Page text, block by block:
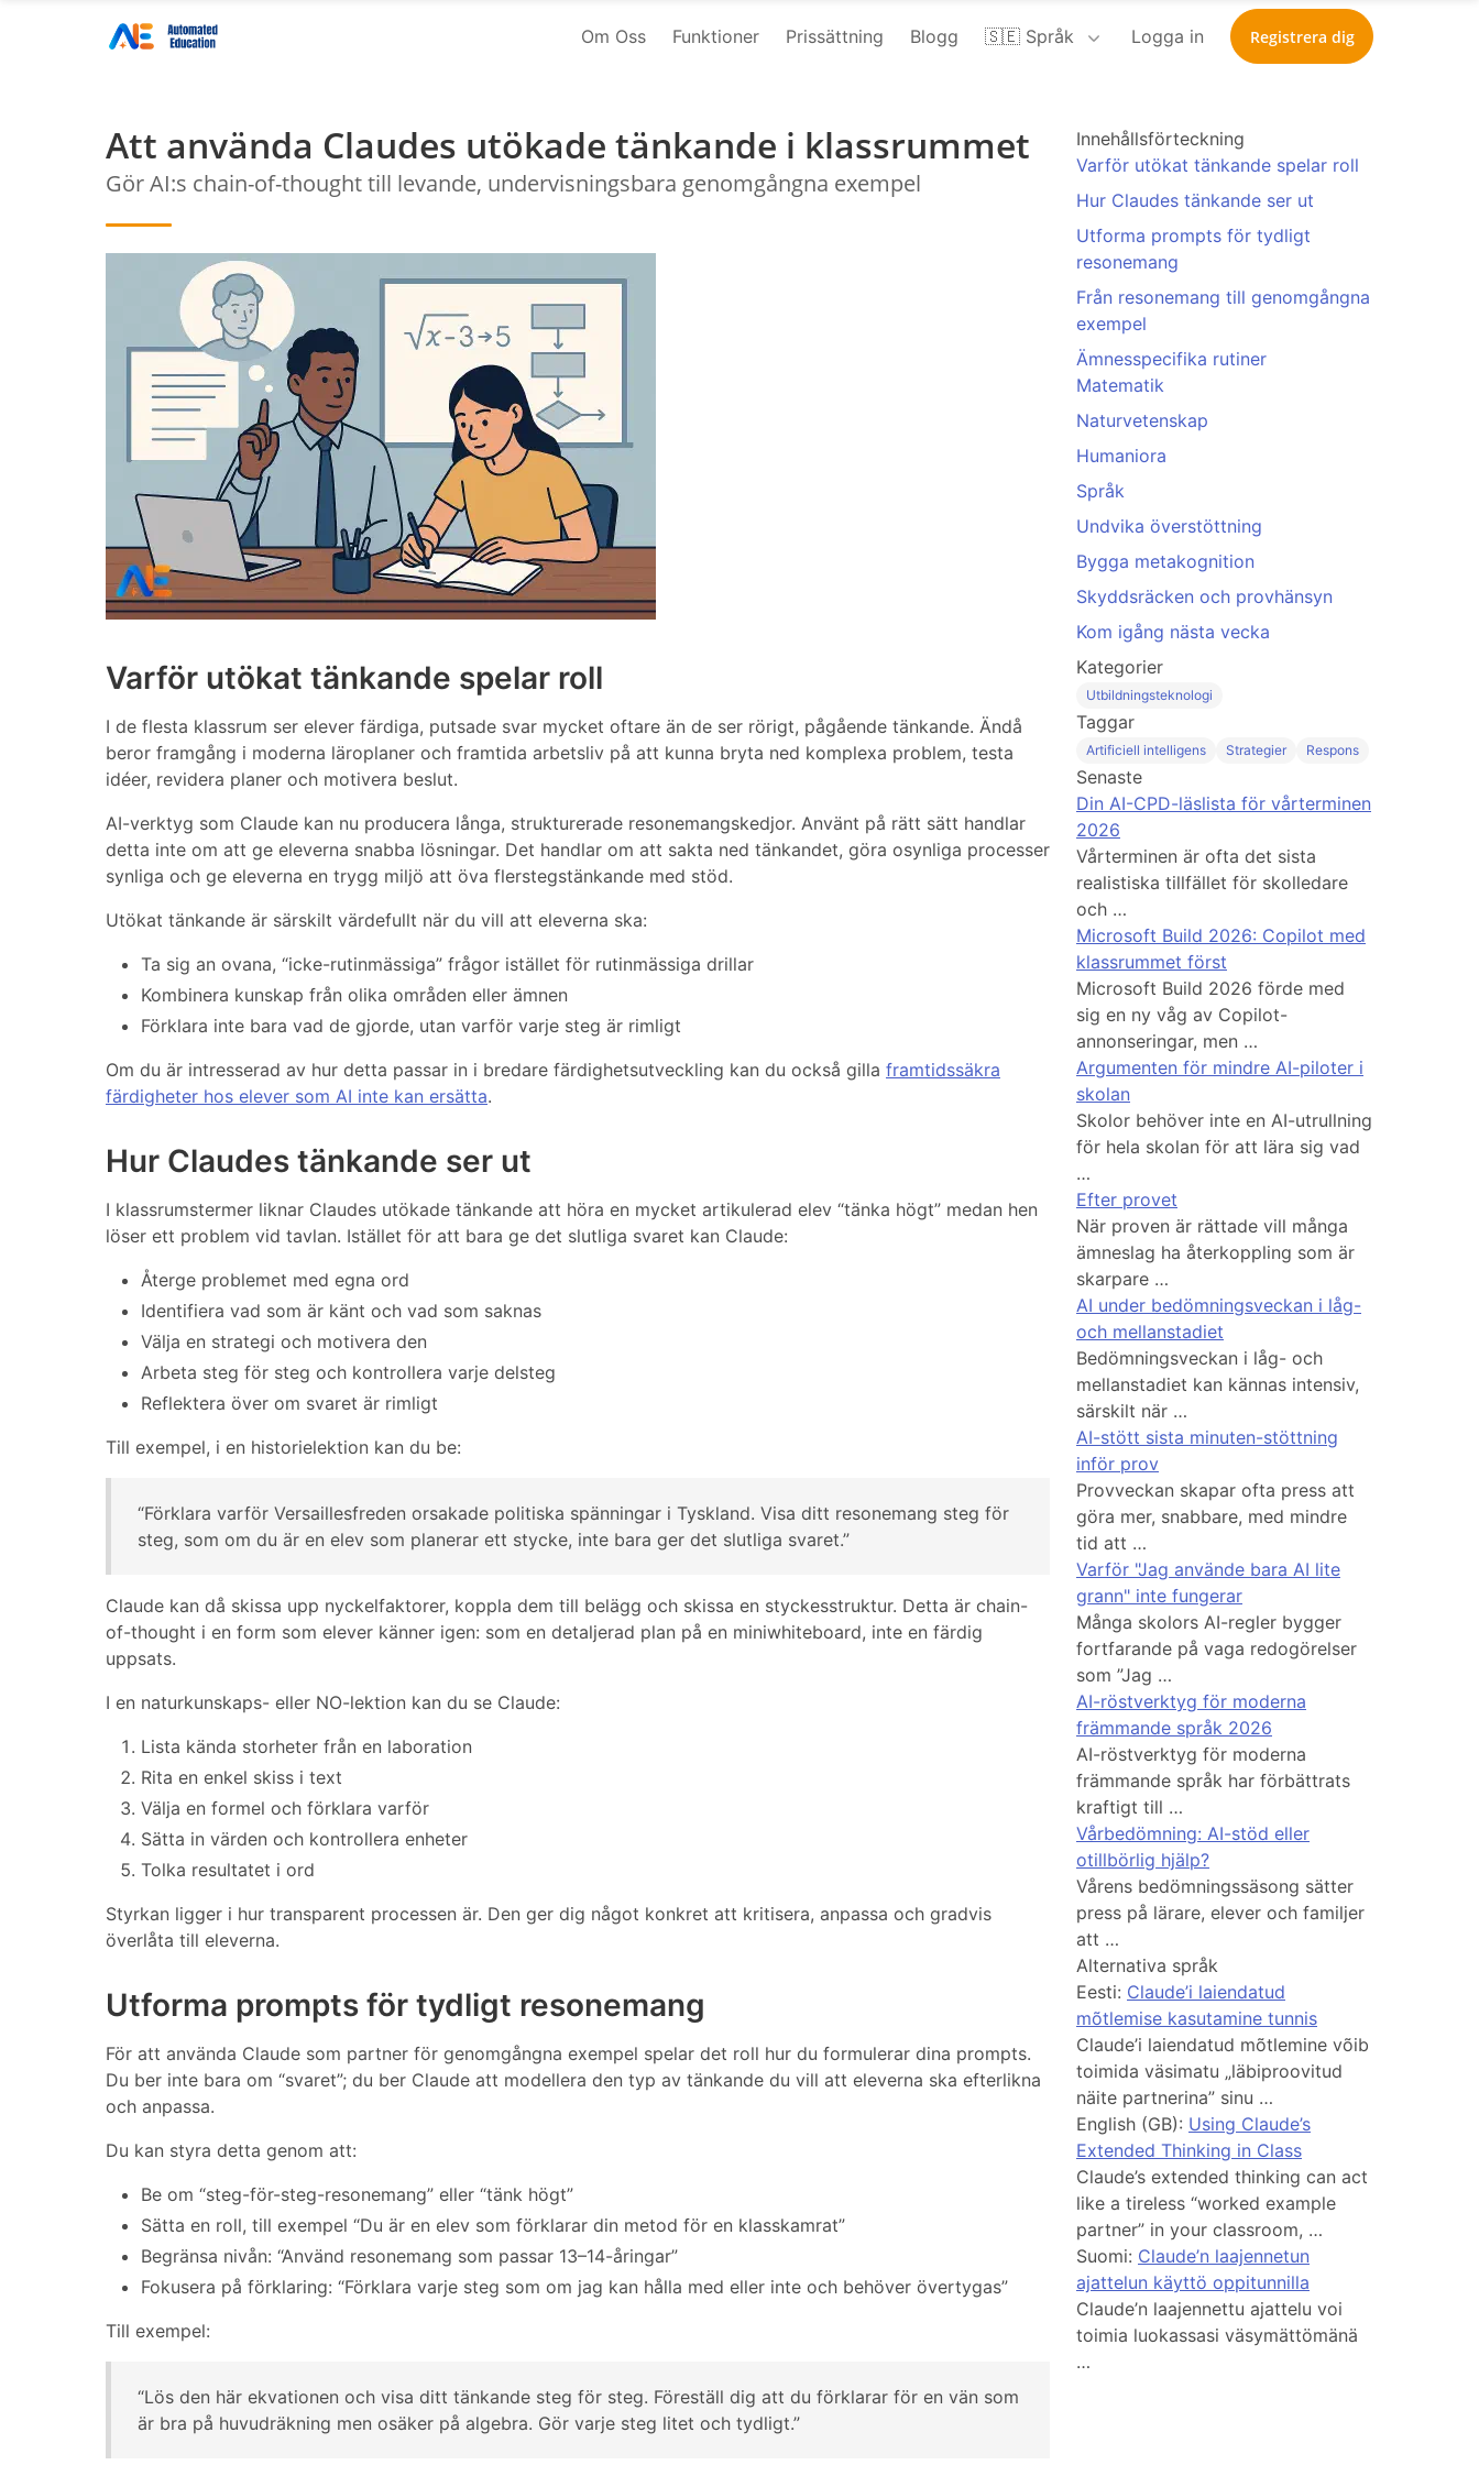
Om Oss Funktioner Prissättning Blogg 🇸🇪 Språk Logga in Registrera dig
Att använda Claudes utökade tänkande i klassrummet
Gör AI:s chain-of-thought till levande, undervisningsbara genomgångna exempel
Varför utökat tänkande spelar roll
I de flesta klassrum ser elever färdiga, putsade svar mycket oftare än de ser rörigt, pågående tänkande. Ändå
beror framgång i moderna läroplaner och framtida arbetsliv på att kunna bryta ned komplexa problem, testa
idéer, revidera planer och motivera beslut.
AI-verktyg som Claude kan nu producera långa, strukturerade resonemangskedjor. Använt på rätt sätt handlar
detta inte om att ge eleverna snabba lösningar. Det handlar om att sakta ned tänkandet, göra osynliga processer
synliga och ge eleverna en trygg miljö att öva flerstegstänkande med stöd.
Utökat tänkande är särskilt värdefullt när du vill att eleverna ska:
Ta sig an ovana, “icke-rutinmässiga” frågor istället för rutinmässiga drillar
Kombinera kunskap från olika områden eller ämnen
Förklara inte bara vad de gjorde, utan varför varje steg är rimligt
Om du är intresserad av hur detta passar in i bredare färdighetsutveckling kan du också gilla framtidssäkra
färdigheter hos elever som AI inte kan ersätta.
Hur Claudes tänkande ser ut
I klassrumstermer liknar Claudes utökade tänkande att höra en mycket artikulerad elev “tänka högt” medan hen
löser ett problem vid tavlan. Istället för att bara ge det slutliga svaret kan Claude:
Återge problemet med egna ord
Identifiera vad som är känt och vad som saknas
Välja en strategi och motivera den
Arbeta steg för steg och kontrollera varje delsteg
Reflektera över om svaret är rimligt
Till exempel, i en historielektion kan du be:
“Förklara varför Versaillesfreden orsakade politiska spänningar i Tyskland. Visa ditt resonemang steg för
steg, som om du är en elev som planerar ett stycke, inte bara ger det slutliga svaret.”
Claude kan då skissa upp nyckelfaktorer, koppla dem till belägg och skissa en styckesstruktur. Detta är chain-
of-thought i en form som elever känner igen: som en detaljerad plan på en miniwhiteboard, inte en färdig
uppsats.
I en naturkunskaps- eller NO-lektion kan du se Claude:
Lista kända storheter från en laboration
Rita en enkel skiss i text
Välja en formel och förklara varför
Sätta in värden och kontrollera enheter
Tolka resultatet i ord
Styrkan ligger i hur transparent processen är. Den ger dig något konkret att kritisera, anpassa och gradvis
överlåta till eleverna.
Utforma prompts för tydligt resonemang
För att använda Claude som partner för genomgångna exempel spelar det roll hur du formulerar dina prompts.
Du ber inte bara om “svaret”; du ber Claude att modellera den typ av tänkande du vill att eleverna ska efterlikna
och anpassa.
Du kan styra detta genom att:
Be om “steg-för-steg-resonemang” eller “tänk högt”
Sätta en roll, till exempel “Du är en elev som förklarar din metod för en klasskamrat”
Begränsa nivån: “Använd resonemang som passar 13–14-åringar”
Fokusera på förklaring: “Förklara varje steg som om jag kan hålla med eller inte och behöver övertygas”
Till exempel:
“Lös den här ekvationen och visa ditt tänkande steg för steg. Föreställ dig att du förklarar för en vän som
är bra på huvudräkning men osäker på algebra. Gör varje steg litet och tydligt.”
Innehållsförteckning
Varför utökat tänkande spelar roll
Hur Claudes tänkande ser ut
Utforma prompts för tydligt
resonemang
Från resonemang till genomgångna
exempel
Ämnesspecifika rutiner
Matematik
Naturvetenskap
Humaniora
Språk
Undvika överstöttning
Bygga metakognition
Skyddsräcken och provhänsyn
Kom igång nästa vecka
Kategorier
Utbildningsteknologi
Taggar
Artificiell intelligens Strategier Respons
Senaste
Din AI-CPD-läslista för vårterminen
2026
Vårterminen är ofta det sista
realistiska tillfället för skolledare
och …
Microsoft Build 2026: Copilot med
klassrummet först
Microsoft Build 2026 förde med
sig en ny våg av Copilot-
annonseringar, men …
Argumenten för mindre AI-piloter i
skolan
Skolor behöver inte en AI-utrullning
för hela skolan för att lära sig vad
…
Efter provet
När proven är rättade vill många
ämneslag ha återkoppling som är
skarpare …
AI under bedömningsveckan i låg-
och mellanstadiet
Bedömningsveckan i låg- och
mellanstadiet kan kännas intensiv,
särskilt när …
AI-stött sista minuten-stöttning
inför prov
Provveckan skapar ofta press att
göra mer, snabbare, med mindre
tid att …
Varför "Jag använde bara AI lite
grann" inte fungerar
Många skolors AI-regler bygger
fortfarande på vaga redogörelser
som ”Jag …
AI-röstverktyg för moderna
främmande språk 2026
AI-röstverktyg för moderna
främmande språk har förbättrats
kraftigt till …
Vårbedömning: AI-stöd eller
otillbörlig hjälp?
Vårens bedömningssäsong sätter
press på lärare, elever och familjer
att …
Alternativa språk
Eesti: Claude’i laiendatud
mõtlemise kasutamine tunnis
Claude’i laiendatud mõtlemine võib
toimida väsimatu „läbiproovitud
näite partnerina” sinu …
English (GB): Using Claude’s
Extended Thinking in Class
Claude’s extended thinking can act
like a tireless “worked example
partner” in your classroom, …
Suomi: Claude’n laajennetun
ajattelun käyttö oppitunnilla
Claude’n laajennettu ajattelu voi
toimia luokassasi väsymättömänä
…